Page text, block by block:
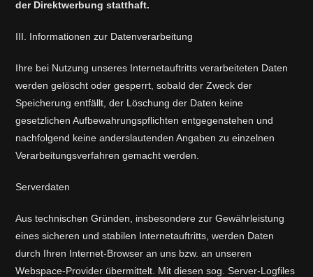
der Direktwerbung statthaft.
III. Informationen zur Datenverarbeitung
Ihre bei Nutzung unseres Internetauftritts verarbeiteten Daten
werden gelöscht oder gesperrt, sobald der Zweck der
Speicherung entfällt, der Löschung der Daten keine
gesetzlichen Aufbewahrungspflichten entgegenstehen und
nachfolgend keine anderslautenden Angaben zu einzelnen
Verarbeitungsverfahren gemacht werden.
Serverdaten
Aus technischen Gründen, insbesondere zur Gewährleistung
eines sicheren und stabilen Internetauftritts, werden Daten
durch Ihren Internet-Browser an uns bzw. an unseren
Webspace-Provider übermittelt. Mit diesen sog. Server-Logfiles